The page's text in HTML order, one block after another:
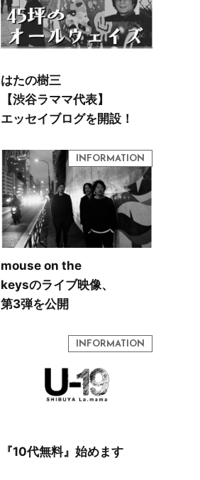
はたの樹三
【渋谷ラママ代表】
エッセイブログを開設！
mouse on the
keysのライブ映像、
第3弾を公開
『10代無料』始めます